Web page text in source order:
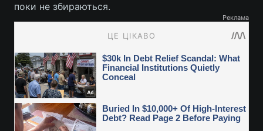
поки не збираються.
Реклама